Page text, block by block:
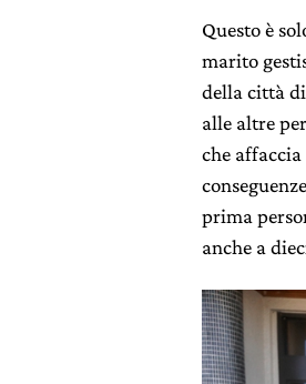
Questo è
marito
della città
alle altre
che
prima
anche a